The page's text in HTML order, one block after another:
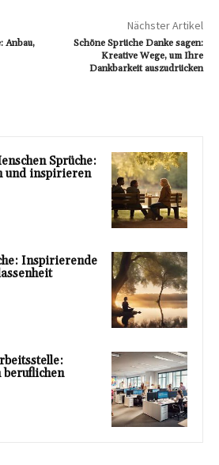
Anbau,
Nächster Artikel
Schöne Sprüche Danke sagen:
Kreative Wege, um Ihre
Dankbarkeit auszudrücken
Sprüche:
und inspirieren
Inspirierende